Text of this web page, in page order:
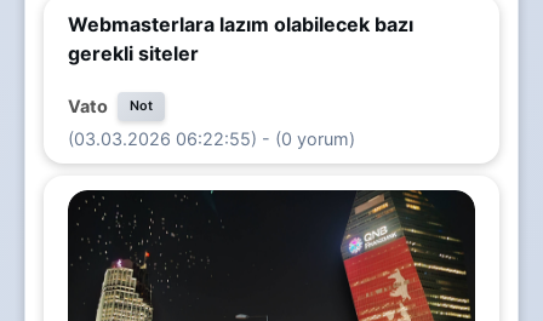
Webmasterlara lazım olabilecek bazı
gerekli siteler
Vato Not
(03.03.2026 06:22:55) - (0 yorum)